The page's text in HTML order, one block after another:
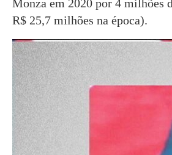
Monza em 2020 por 4 milhões
R$ 25,7 milhões na época).